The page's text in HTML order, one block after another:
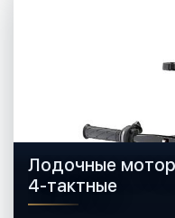
Лодочные
4-тактные